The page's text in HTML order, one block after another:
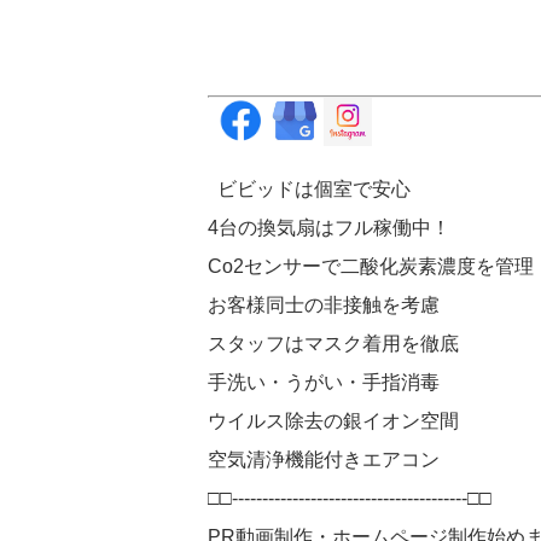
ビビッドは個室で安心
4台の換気扇はフル稼働中！
Co2センサーで二酸化炭素濃度を管理
お客様同士の非接触を考慮
スタッフはマスク着用を徹底
手洗い・うがい・手指消毒
ウイルス除去の銀イオン空間
空気清浄機能付きエアコン
□□---------------------------------------□□
PR動画制作・ホームページ制作始め